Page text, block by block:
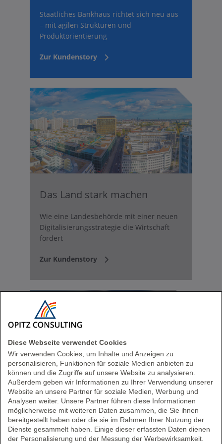
Diese Webseite verwendet Cookies
Wir verwenden Cookies, um Inhalte und Anzeigen zu
personalisieren, Funktionen für soziale Medien anbieten zu
können und die Zugriffe auf unsere Website zu analysieren.
Außerdem geben wir Informationen zu Ihrer Verwendung unserer
Website an unsere Partner für soziale Medien, Werbung und
Analysen weiter. Unsere Partner führen diese Informationen
möglicherweise mit weiteren Daten zusammen, die Sie ihnen
bereitgestellt haben oder die sie im Rahmen Ihrer Nutzung der
Dienste gesammelt haben. Einige dieser erfassten Daten dienen
der Personalisierung und der Messung der Werbewirksamkeit.
Staatliches Bankhaus richtet sich neu aus
– mit agilen Strukturen und
Produktorientierung
Zur Kundenstory
Das Land stark machen
Wie eine Landesbehörde mit einer neuen
Digitalisierungsstrategie die Wirtschaft
fördert
Zur Kundenstory
Ein Tool allein macht noch
nicht Data-Driven!
Warum es mehr braucht als ein neues